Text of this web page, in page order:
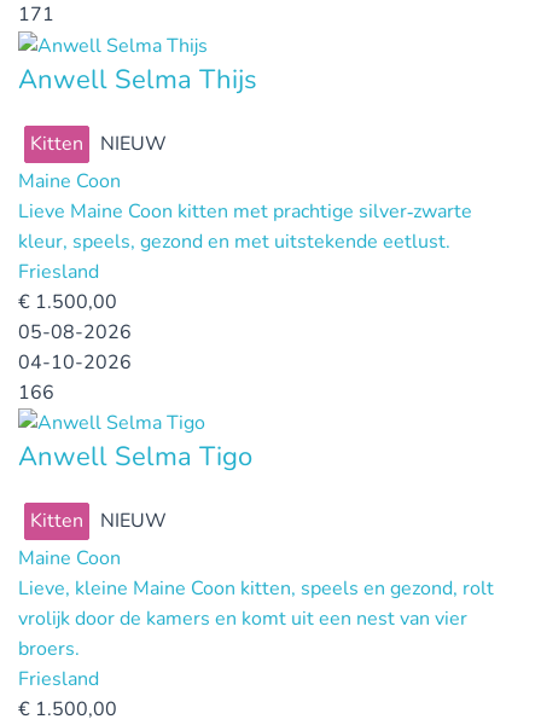
171
Anwell Selma Thijs
Kitten
NIEUW
Maine Coon
Lieve Maine Coon kitten met prachtige silver‑zwarte
kleur, speels, gezond en met uitstekende eetlust.
Friesland
€ 1.500,00
05-08-2026
04-10-2026
166
Anwell Selma Tigo
Kitten
NIEUW
Maine Coon
Lieve, kleine Maine Coon kitten, speels en gezond, rolt
vrolijk door de kamers en komt uit een nest van vier
broers.
Friesland
€ 1.500,00